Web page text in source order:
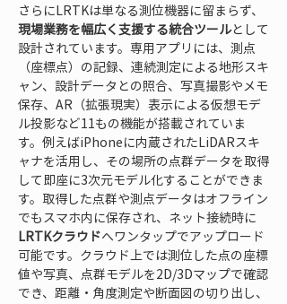
さらにLRTKは単なる測位機器に留まらず、
現場業務を幅広く支援する統合ツールとして
設計されています。専用アプリには、測点
（座標点）の記録、連続測定による地形スキ
ャン、設計データとの照合、写真撮影やメモ
保存、AR（拡張現実）表示による仮想モデ
ル投影など11もの機能が搭載されていま
す。例えばiPhoneに内蔵されたLiDARスキ
ャナを活用し、その場所の点群データを取得
して即座に3次元モデル化することができま
す。取得した点群や測点データはオフライン
でもスマホ内に保存され、ネット接続時に
LRTKクラウドへワンタップでアップロード
可能です。クラウド上では測位した点の座標
値や写真、点群モデルを2D/3Dマップで確認
でき、距離・角度測定や断面図の切り出し、